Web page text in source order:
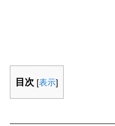
目次 [表示]